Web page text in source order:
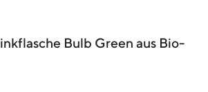
Bulb Green aus Bio-